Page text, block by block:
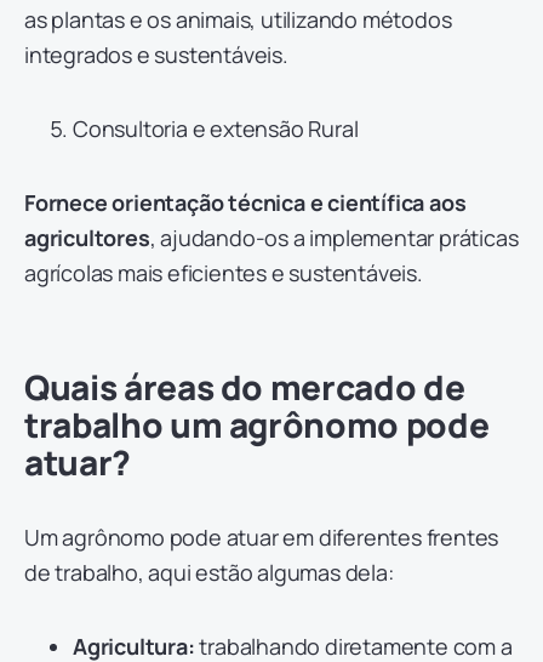
as plantas e os animais, utilizando métodos
integrados e sustentáveis.
Consultoria e extensão Rural
Fornece orientação técnica e científica aos
agricultores, ajudando-os a implementar práticas
agrícolas mais eficientes e sustentáveis.
Quais áreas do mercado de
trabalho um agrônomo pode
atuar?
Um agrônomo pode atuar em diferentes frentes
de trabalho, aqui estão algumas dela:
Agricultura:trabalhando diretamente com a